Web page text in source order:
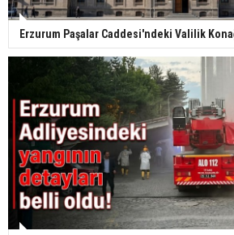
Erzurum Paşalar Caddesi'ndeki Valilik